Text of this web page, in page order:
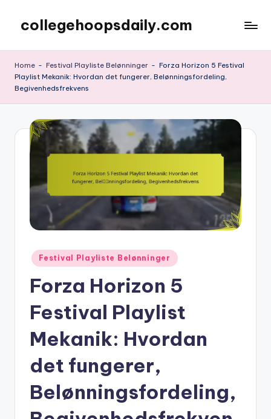
content
collegehoopsdaily.com
Home - Festival Playliste Belønninger - Forza Horizon 5 Festival
Playlist Mekanik: Hvordan det fungerer, Belønningsfordeling,
Begivenhedsfrekvens
Posted
in
Festival Playliste Belønninger
Forza Horizon 5
Festival Playlist
Mekanik: Hvordan
det fungerer,
Belønningsfordeling,